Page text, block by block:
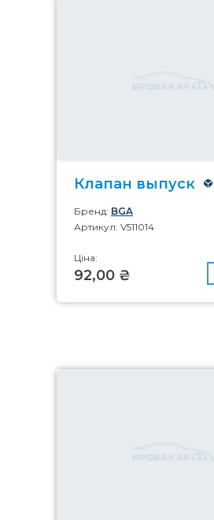
Клапан выпуск
Бренд: BGA
Артикул: V511014
Ціна:
92,00 ₴